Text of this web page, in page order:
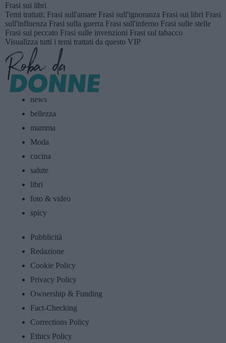
Frasi sui libri
Temi trattati: Frasi sull'amare Frasi sull'ignoranza Frasi sui libri Frasi
sull'influenza Frasi sulla guerra Frasi sull'inferno Frasi sulle stelle
Frasi sul peccato Frasi sulle invenzioni Frasi sul tabacco
Visualizza tutti i temi trattati da questo VIP
news
bellezza
mamma
Moda
cucina
salute
libri
foto & video
spicy
Pubblicità
Redazione
Cookie Policy
Privacy Policy
Ownership & Funding
Fact-Checking
Corrections Policy
Ethics Policy